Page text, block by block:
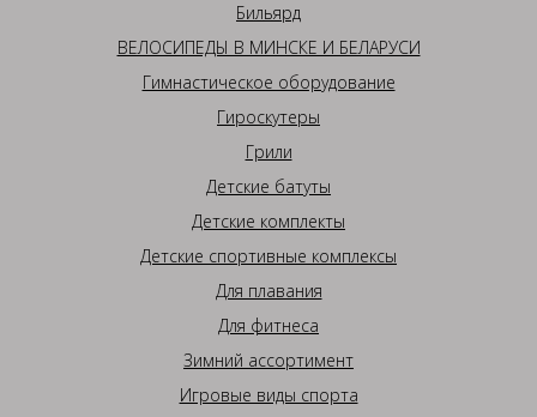
Бильярд
ВЕЛОСИПЕДЫ В МИНСКЕ И БЕЛАРУСИ
Гимнастическое оборудование
Гироскутеры
Грили
Детские батуты
Детские комплекты
Детские спортивные комплексы
Для плавания
Для фитнеса
Зимний ассортимент
Игровые виды спорта